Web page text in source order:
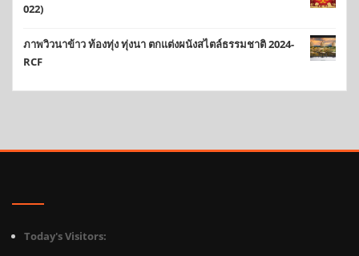
022)
ภาพวิวนาข้าว ท้องทุ่ง ทุ่งนา ตกแต่งผนังสไตล์ธรรมชาติ 2024-
RCF
Today's Visitors: